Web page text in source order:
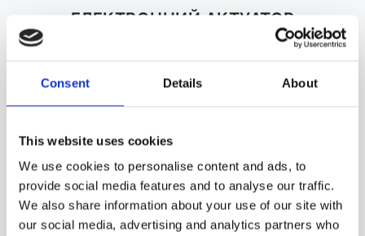
Consent Details About
This website uses cookies
We use cookies to personalise content and ads, to
provide social media features and to analyse our traffic.
We also share information about your use of our site with
our social media, advertising and analytics partners who
ЕЛЕКТРОННИЙ АКТУАТОР
(СЕРВОПРИВІД) ДО AUDI Q7 ДЛЯ
A
AUDI
A1